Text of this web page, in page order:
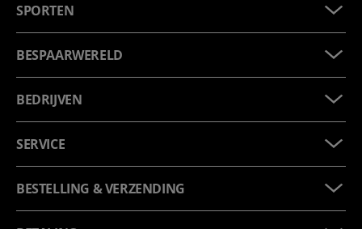
SPORTEN
BESPAARWERELD
BEDRIJVEN
SERVICE
BESTELLING & VERZENDING